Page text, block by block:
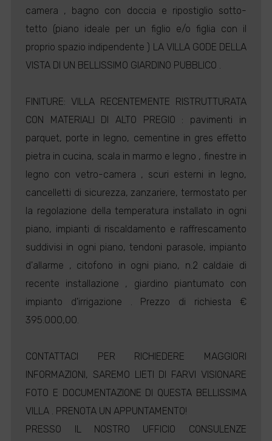
camera , bagno con doccia e ripostiglio sotto-
tetto (piano ideale per un figlio e/o figlia con il
proprio spazio indipendente ) LA VILLA GODE DELLA
VISTA DI UN BELLISSIMO GIARDINO PUBBLICO .
FINITURE: VILLA RECENTEMENTE RISTRUTTURATA
CON MATERIALI DI ALTO PREGIO : pavimenti in
parquet, porte in legno, cementine in gres effetto
pietra in cucina, scala in marmo e legno , finestre in
legno con vetro-camera , scuri esterni in legno,
cancelletti di sicurezza, zanzariere, termostato per
la regolazione della temperatura installato in ogni
piano, impianti di riscaldamento e raffrescamento
suddivisi in ogni piano, tendoni parasole, impianto
d'allarme , citofono in ogni piano, n.2 caldaie di
recente installazione , giardino piantumato con
impianto d'irrigazione . Prezzo di richiesta €
395.000,00.
CONTATTACI PER RICHIEDERE MAGGIORI
INFORMAZIONI, SAREMO LIETI DI FARVI VISIONARE
FOTO E DOCUMENTAZIONE DI QUESTA BELLISSIMA
VILLA . PRENOTA UN APPUNTAMENTO!
PRESSO IL NOSTRO UFFICIO CONSULENZE